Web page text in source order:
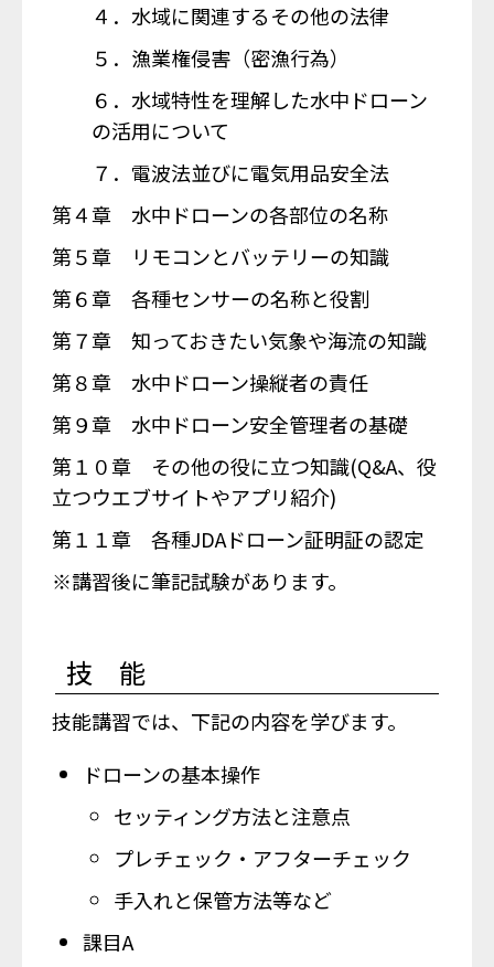
４．水域に関連するその他の法律
５．漁業権侵害（密漁行為）
６．水域特性を理解した水中ドローン
の活用について
７．電波法並びに電気用品安全法
第４章 水中ドローンの各部位の名称
第５章 リモコンとバッテリーの知識
第６章 各種センサーの名称と役割
第７章 知っておきたい気象や海流の知識
第８章 水中ドローン操縦者の責任
第９章 水中ドローン安全管理者の基礎
第１０章 その他の役に立つ知識(Q&A、役
立つウエブサイトやアプリ紹介)
第１１章 各種JDAドローン証明証の認定
※講習後に筆記試験があります。
技 能
技能講習では、下記の内容を学びます。
ドローンの基本操作
セッティング方法と注意点
プレチェック・アフターチェック
手入れと保管方法等など
課目A